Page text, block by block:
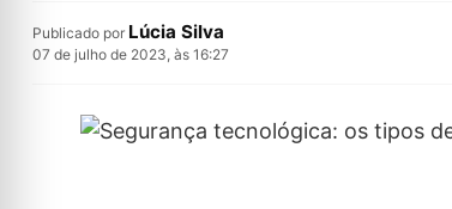
Publicado por Lúcia Silva
07 de julho de 2023, às 16:27